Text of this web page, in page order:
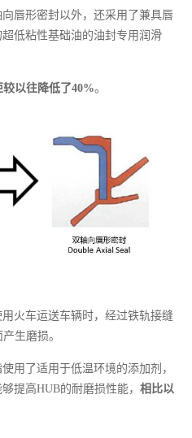
唇形密封以外，还采用了兼具唇
低粘性基础油的油封专用润滑
以往降低了40%。
火车运送车辆时，经过铁轨接缝
生磨损。
用了适用于低温环境的添加剂，
提高HUB的耐磨损性能， 相比以